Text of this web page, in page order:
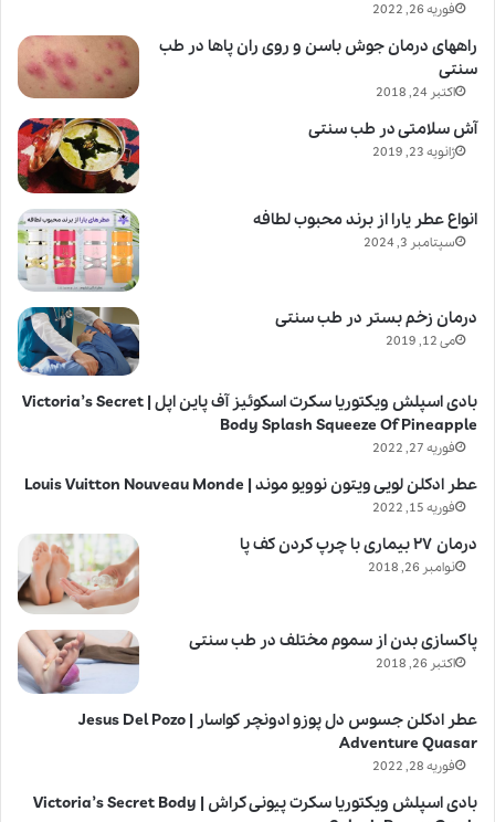
فوریه 26, 2022
راههای درمان جوش باسن و روی ران پاها در طب
سنتی
اکتبر 24, 2018
آش سلامتی در طب سنتی
ژانویه 23, 2019
انواع عطر یارا از برند محبوب لطافه
سپتامبر 3, 2024
درمان زخم بستر در طب سنتی
می 12, 2019
بادی اسپلش ویکتوریا سکرت اسکوئیز آف پاین اپل | Victoria’s Secret
Body Splash Squeeze Of Pineapple
فوریه 27, 2022
عطر ادکلن لویی ویتون نوویو موند | Louis Vuitton Nouveau Monde
فوریه 15, 2022
درمان ۲۷ بیماری با چرپ کردن کف پا
نوامبر 26, 2018
پاکسازی بدن از سموم مختلف در طب سنتی
اکتبر 26, 2018
عطر ادکلن جسوس دل پوزو ادونچر کواسار | Jesus Del Pozo
Adventure Quasar
فوریه 28, 2022
بادی اسپلش ویکتوریا سکرت پیونی کراش | Victoria’s Secret Body